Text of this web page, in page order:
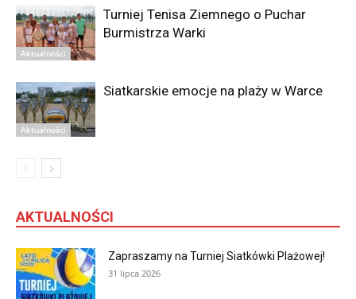
Aktualności
Turniej Tenisa Ziemnego o Puchar
Burmistrza Warki
Aktualności
Siatkarskie emocje na plaży w Warce
AKTUALNOŚCI
Zapraszamy na Turniej Siatkówki Plażowej!
31 lipca 2026